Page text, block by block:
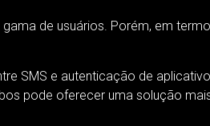
de usuários. Porém, em
SMS e autenticação de
pode oferecer uma solução